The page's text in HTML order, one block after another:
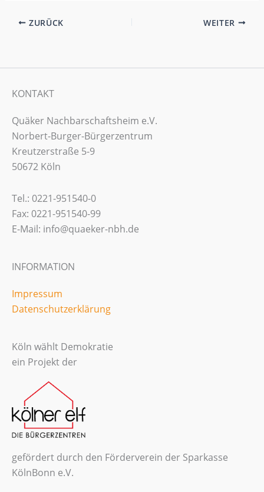
ZURÜCK WEITER
KONTAKT
Quäker Nachbarschaftsheim e.V.
Norbert-Burger-Bürgerzentrum
Kreutzerstraße 5-9
50672 Köln
Tel.: 0221-951540-0
Fax: 0221-951540-99
E-Mail: info@quaeker-nbh.de
INFORMATION
Impressum
Datenschutzerklärung
Köln wählt Demokratie
ein Projekt der
gefördert durch den Förderverein der Sparkasse
KölnBonn e.V.